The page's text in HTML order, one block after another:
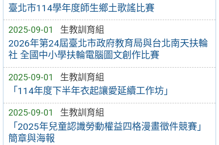
臺北市114學年度師生鄉土歌謠比賽
2025-09-01 生教訓育組
2026年第24屆臺北市政府教育局與台北南天扶輪
社 全國中小學扶輪電腦圖文創作比賽
2025-09-01 生教訓育組
「114年度下半年衣起讓愛延續工作坊」
2025-09-01 生教訓育組
「2025年兒童認識勞動權益四格漫畫徵件競賽」
簡章與海報